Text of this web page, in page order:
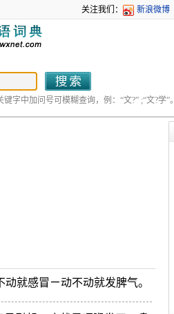
关注我们： 新浪微博
字中加问号可模糊查询，例：“文?” ;“文?学”。
就感冒ㄧ动不动就发脾气。